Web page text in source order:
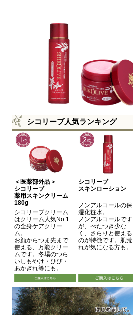
シコリーブ人気ランキング
＜医薬部外品＞
シコリーブ
薬用スキンクリーム
180g
シコリーブクリーム
はクリーム人気No.1
の全身ケアクリー
ム。
お顔からつま先まで
使える、万能クリー
ムです。冬場のつら
いしもやけ・ひび・
あかぎれ等にも。
シコリーブ
スキンローション
ノンアルコールの保
湿化粧水。
ノンアルコールです
が、べたつき少な
く、さらりと使える
のが特徴です。肌荒
れが気になる方も。